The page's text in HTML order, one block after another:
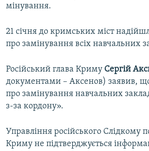
мінування.
21 січня до кримських міст
про замінування всіх навчальних
Російський глава Криму Сергій
документами – Аксенов) заявив,
про замінування навчальних
з-за кордону».
Управління російського Слідкому
Криму не підтверджується